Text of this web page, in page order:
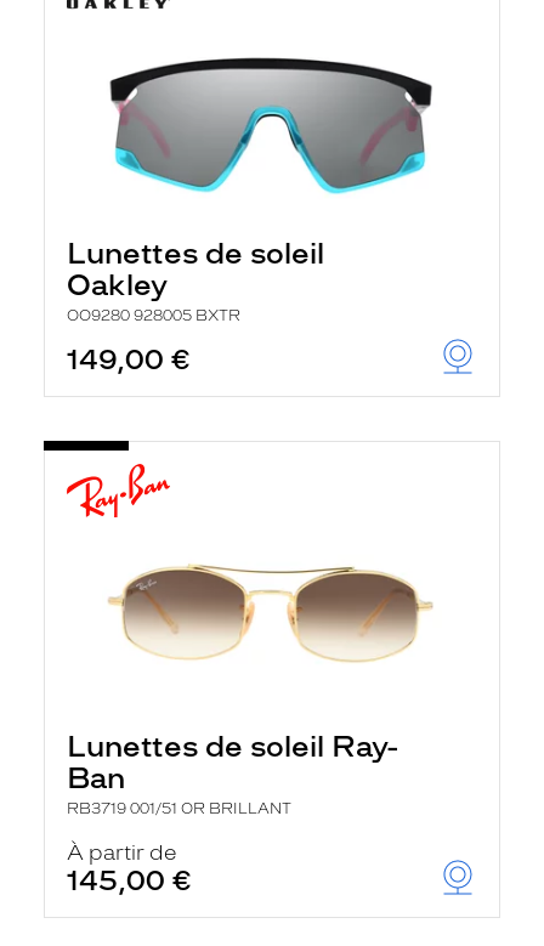
Lunettes de soleil
Oakley
OO9280 928005 BXTR
149,00 €
Lunettes de soleil Ray-
Ban
RB3719 001/51 OR BRILLANT
À partir de
145,00 €